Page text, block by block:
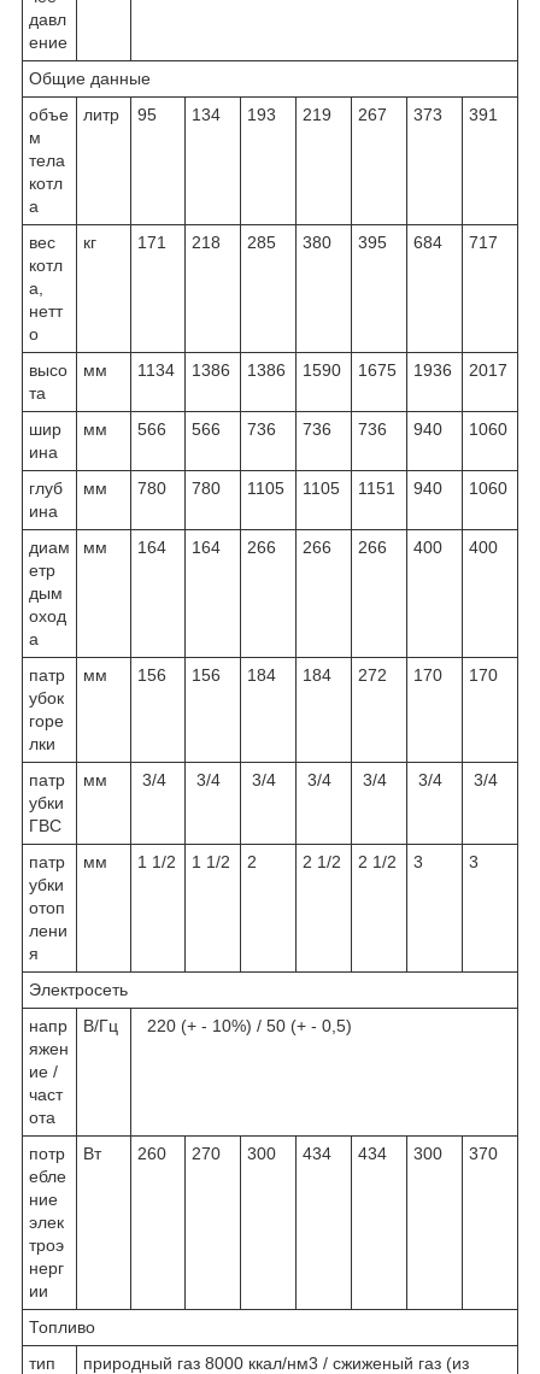
давл
ение
Общие данные
объе
м
тела
котл
а
литр 95 134 193 219 267 373 391
вес
котл
а,
нетт
о
кг 171 218 285 380 395 684 717
высо
та
мм 1134 1386 1386 1590 1675 1936 2017
шир
ина
мм 566 566 736 736 736 940 1060
глуб
ина
мм 780 780 1105 1105 1151 940 1060
диам
етр
дым
оход
а
мм 164 164 266 266 266 400 400
патр
убок
горе
лки
мм 156 156 184 184 272 170 170
патр
убки
ГВС
мм 3/4 3/4 3/4 3/4 3/4 3/4 3/4
патр
убки
отоп
лени
я
мм 1 1/2 1 1/2 2 2 1/2 2 1/2 3 3
Электросеть
напр
яжен
ие /
част
ота
В/Гц 220 (+ - 10%) / 50 (+ - 0,5)
потр
ебле
ние
элек
троэ
нерг
ии
Вт 260 270 300 434 434 300 370
Топливо
тип
природный газ 8000 ккал/нм3 / сжиженый газ (из